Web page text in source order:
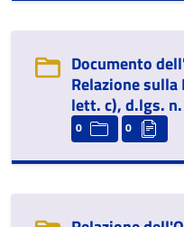
Documento
Relazione
lett. c), d.lgs.
0 0